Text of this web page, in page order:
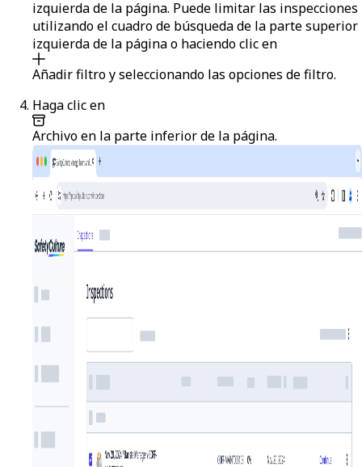
izquierda de la página. Puede limitar las inspecciones
utilizando el cuadro de búsqueda de la parte superior
izquierda de la página o haciendo clic en
Añadir filtroy seleccionando las opciones de filtro.
Haga clic en
Archivoen la parte inferior de la página.